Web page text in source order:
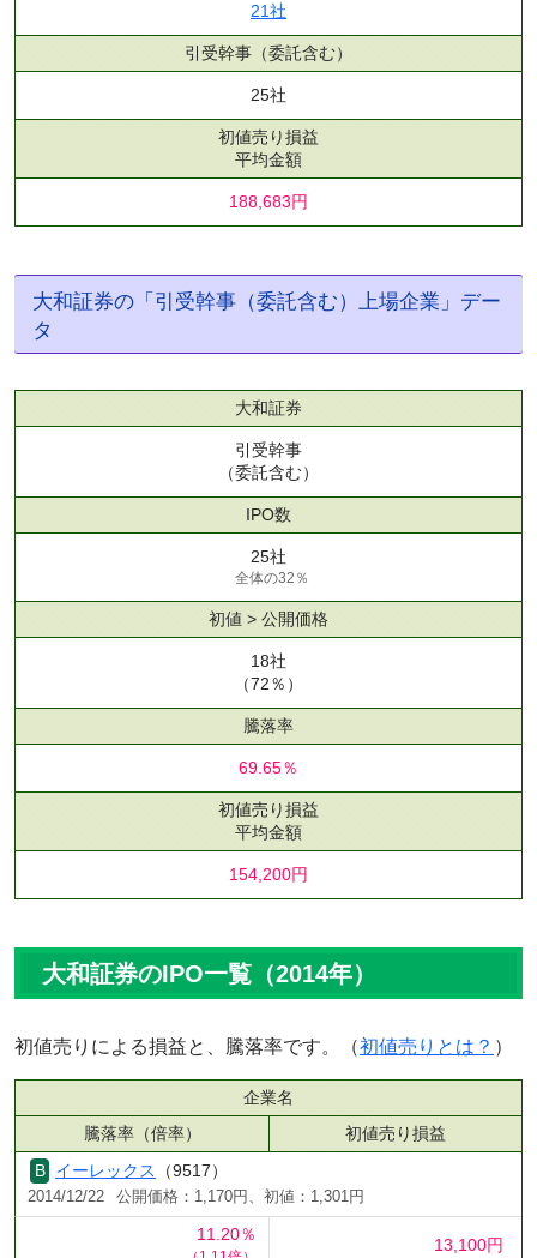
21社
引受幹事 （委託含む）
25社
初値売り損益
平均金額
188,683円
大和証券の「引受幹事（委託含む）上場企業」デー
タ
大和証券
引受幹事
（委託含む）
IPO数
25社
全体の32％
初値 > 公開価格
18社
（72％）
騰落率
69.65％
初値売り損益
平均金額
154,200円
大和証券のIPO一覧（2014年）
初値売りによる損益と、騰落率です。（初値売りとは？ ）
企業名
騰落率（倍率）
初値売り損益
イーレックス
（9517）
2014/12/22 公開価格：1,170円、初値：1,301円
11.20％
13,100円